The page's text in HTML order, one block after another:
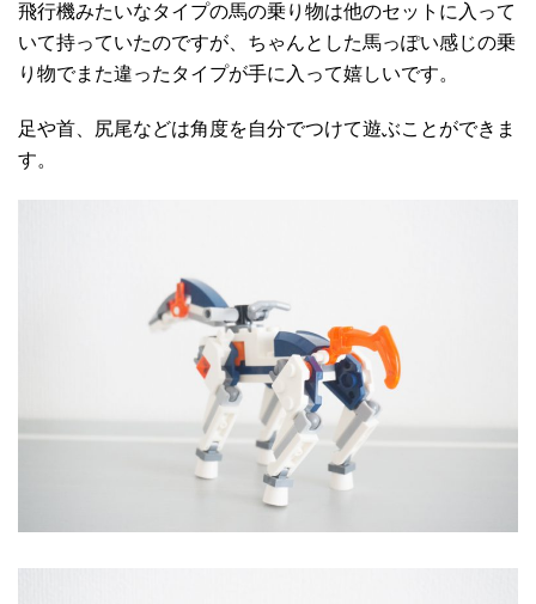
飛行機みたいなタイプの馬の乗り物は他のセットに入って
いて持っていたのですが、ちゃんとした馬っぽい感じの乗
り物でまた違ったタイプが手に入って嬉しいです。
足や首、尻尾などは角度を自分でつけて遊ぶことができま
す。